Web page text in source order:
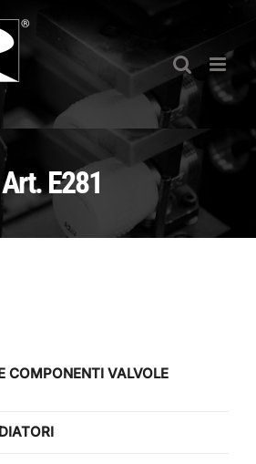
Art. E281
COMPONENTI VALVOLE